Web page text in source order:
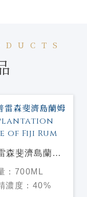
森斐濟島蘭姆
Isle
Rum
： 700ML
濃度： 40%